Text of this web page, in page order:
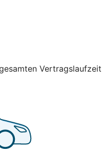
Vertragslaufzeit